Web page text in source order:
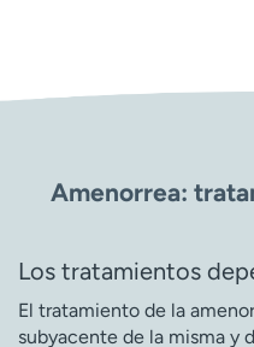
Amenorrea:
Los tratamientos
El tratamiento de la
subyacente de la misma y